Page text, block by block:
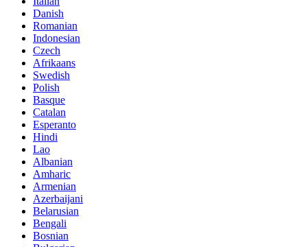
Danish
Romanian
Indonesian
Czech
Afrikaans
Swedish
Polish
Basque
Catalan
Esperanto
Hindi
Lao
Albanian
Amharic
Armenian
Azerbaijani
Belarusian
Bengali
Bosnian